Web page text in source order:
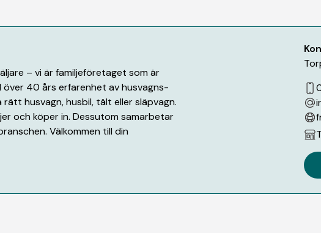
– vi är familjeföretaget som är
40 års erfarenhet av husvagns-
husvagn, husbil, tält eller släpvagn.
och köper in. Dessutom samarbetar
Välkommen till din